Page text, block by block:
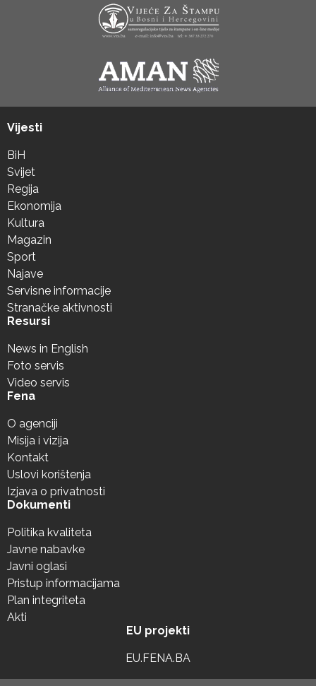
Vijesti
BiH
Svijet
Regija
Ekonomija
Kultura
Magazin
Sport
Najave
Servisne informacije
Stranačke aktivnosti
Resursi
News in English
Foto servis
Video servis
Fena
O agenciji
Misija i vizija
Kontakt
Uslovi korištenja
Izjava o privatnosti
Dokumenti
Politika kvaliteta
Javne nabavke
Javni oglasi
Pristup informacijama
Plan integriteta
Akti
EU projekti
EU.FENA.BA